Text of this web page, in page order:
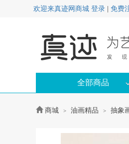
欢迎来真迹网商城 登录 免费
全部商品
商城 > 油画精品 > 抽象